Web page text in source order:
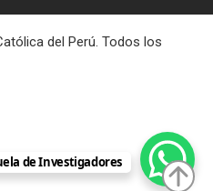
del Perú. Todos los
de Investigadores